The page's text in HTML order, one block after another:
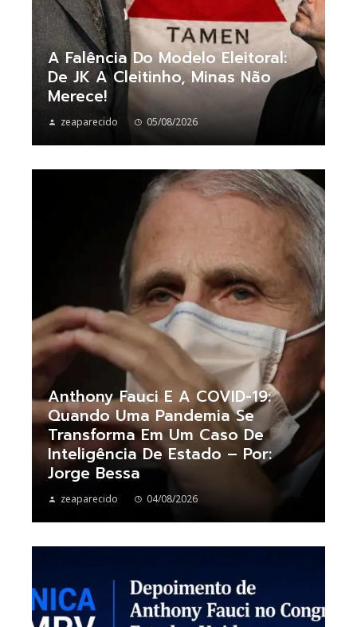
A Falência Do Modelo Eleitoral:
De JK A Cleitinho, Minas Não
Merece!
zeaparecido 05/08/2026
Anthony Fauci E A COVID-19:
Quando Uma Pandemia Se
Transforma Em Um Caso De
Inteligência De Estado – Por:
Jorge Bessa
zeaparecido 04/08/2026